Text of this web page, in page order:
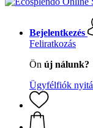
Bejelentkezés
Feliratkozás
Ön új nálunk?
Ügyfélfiók